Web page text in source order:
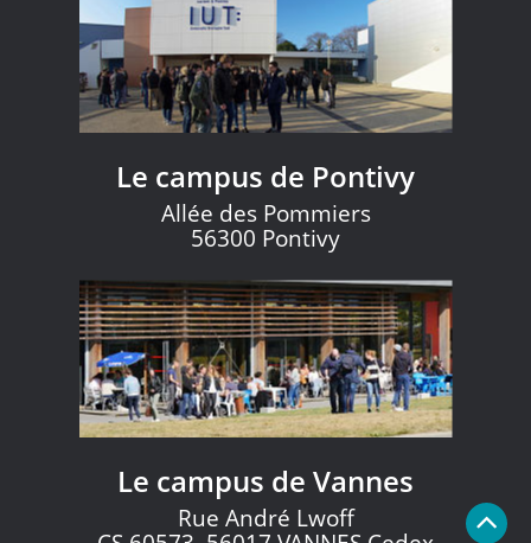
Le campus de Pontivy
Allée des Pommiers
56300 Pontivy
Le campus de Vannes
Rue André Lwoff